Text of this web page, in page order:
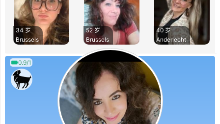
34 岁
Brussels
52 岁
Brussels
40 岁
Anderlecht
0.9/1